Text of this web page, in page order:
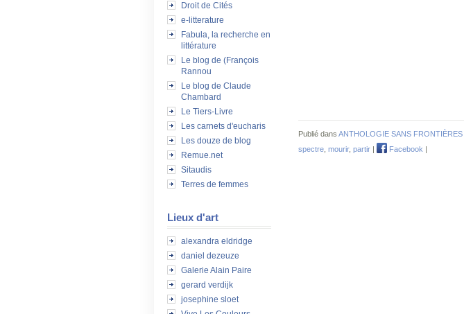
Droit de Cités
e-litterature
Fabula, la recherche en
littérature
Le blog de (François
Rannou
Le blog de Claude
Chambard
Le Tiers-Livre
Les carnets d'eucharis
Les douze de blog
Remue.net
Sitaudis
Terres de femmes
Lieux d'art
alexandra eldridge
daniel dezeuze
Galerie Alain Paire
gerard verdijk
josephine sloet
Publié dans ANTHOLOGIE SANS FRONTIÈRES
spectre mourir, partir | Facebook |